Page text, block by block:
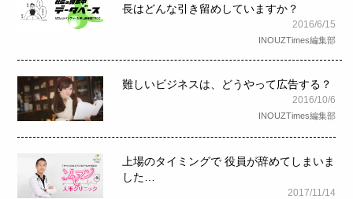
長はどんな引き留めしていますか？
2016/6/15
INOUZTimes編集部
難しいビジネスは、どうやって広告する？
2016/10/6
INOUZTimes編集部
上場のタイミングで 役員が辞めてしまいま
した…
2017/11/14